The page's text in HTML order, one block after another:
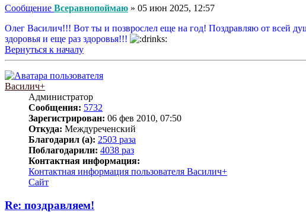
Сообщение Всеравнопоймаю » 05 июн 2025, 12:57
Олег Василич!!! Вот ты и позврослел еще на год! Поздравляю от всей
здоровья и еще раз здоровья!!!
Вернуться к началу
Василич+
Администратор
Сообщения: 5732
Зарегистрирован: 06 фев 2010, 07:50
Откуда: Междуреченский
Благодарил (а): 2503 раза
Поблагодарили: 4038 раз
Контактная информация:
Контактная информация пользователя Василич+
Сайт
Re: поздравляем!